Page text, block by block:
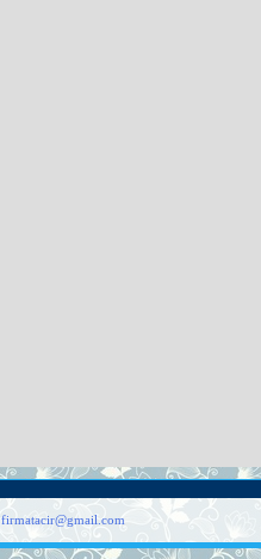
firmatacir@gmail.com